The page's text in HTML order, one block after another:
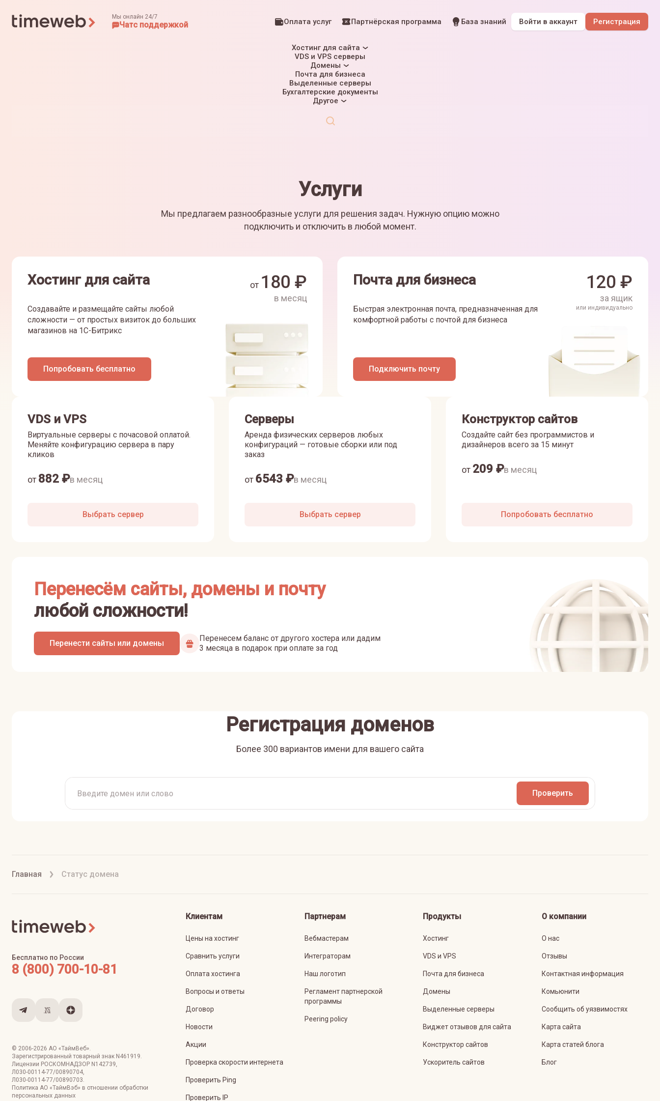
Мы онлайн 24/7
Чатс поддержкой Оплата услуг Партнёрская программа База знаний Войти в аккаунт Регистрация
Хостинг для сайта
VDS и VPS серверы
Домены
Почта для бизнеса
Выделенные серверы
Бухгалтерские документы
Другое
Услуги
Мы предлагаем разнообразные услуги для решения задач. Нужную опцию можно
подключить и отключить в любой момент.
Хостинг для сайта
Создавайте и размещайте сайты любой
сложности — от простых визиток до больших
магазинов на 1С-Битрикс
Попробовать бесплатно
от 180 ₽
в месяц
Почта для бизнеса
Быстрая электронная почта, предназначенная для
комфортной работы с почтой для бизнеса
Подключить почту
120 ₽
за ящик
или индивидуально
VDS и VPS
Виртуальные серверы с почасовой оплатой.
Меняйте конфигурацию сервера в пару
кликов
от 882 ₽в месяц
Выбрать сервер
Серверы
Аренда физических серверов любых
конфигураций — готовые сборки или под
заказ
от 6543 ₽в месяц
Выбрать сервер
Конструктор сайтов
Создайте сайт без программистов и
дизайнеров всего за 15 минут
от 209 ₽в месяц
Попробовать бесплатно
Перенесём сайты, домены и почту
любой сложности!
Перенести сайты или домены
Перенесем баланс от другого хостера или дадим
3 месяца в подарок при оплате за год
Регистрация доменов
Более 300 вариантов имени для вашего сайта
Проверить
Главная Статус домена
Бесплатно по России
8 (800) 700-10-81
© 2006-2026 АО «ТаймВеб».
Зарегистрированный товарный знак N461919.
Лицензии РОСКОМНАДЗОР N142739,
Л030-00114-77/00890704,
Л030-00114-77/00890703.
Политика АО «ТаймВэб» в отношении обработки
персональных данных
Клиентам
Цены на хостинг
Сравнить услуги
Оплата хостинга
Вопросы и ответы
Договор
Новости
Акции
Проверка скорости интернета
Проверить Ping
Проверить IP
Партнерам
Вебмастерам
Интеграторам
Наш логотип
Регламент партнерской
программы
Peering policy
Продукты
Хостинг
VDS и VPS
Почта для бизнеса
Домены
Выделенные серверы
Виджет отзывов для сайта
Конструктор сайтов
Ускоритель сайтов
О компании
О нас
Отзывы
Контактная информация
Комьюнити
Сообщить об уязвимостях
Карта сайта
Карта статей блога
Блог